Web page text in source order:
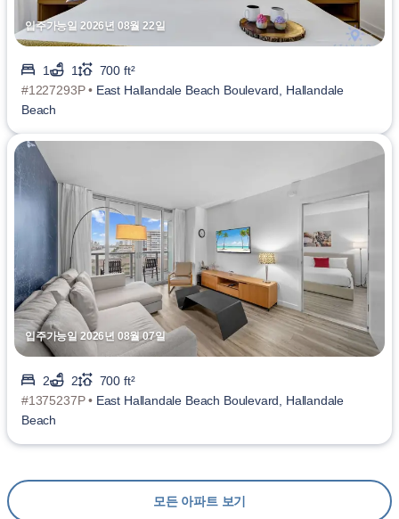
입주가능일 2026년 08월 22일
1 1
700 ft²
#1227293P • East Hallandale Beach Boulevard, Hallandale
Beach
입주가능일 2026년 08월 07일
2 2
700 ft²
#1375237P • East Hallandale Beach Boulevard, Hallandale
Beach
모든 아파트 보기